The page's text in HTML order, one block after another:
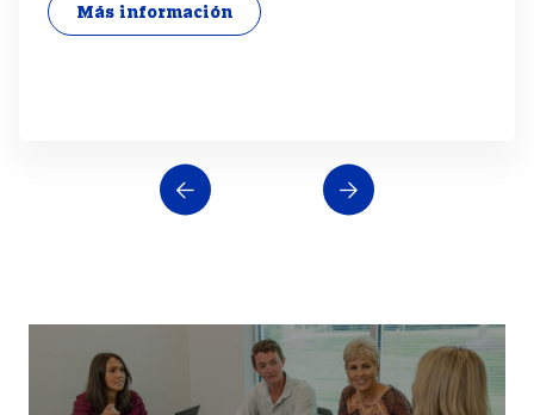
Más información